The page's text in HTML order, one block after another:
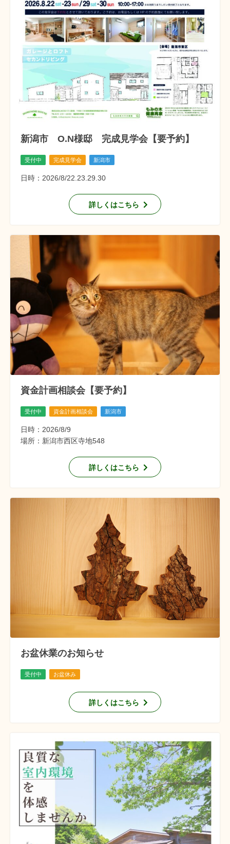
新潟市 O.N様邸 完成見学会【要予約】
受付中 完成見学会 新潟市
日時：2026/8/22.23.29.30
詳しくはこちら
資金計画相談会【要予約】
受付中 資金計画相談会 新潟市
日時：2026/8/9
場所：新潟市西区寺地548
詳しくはこちら
お盆休業のお知らせ
受付中 お盆休み
詳しくはこちら